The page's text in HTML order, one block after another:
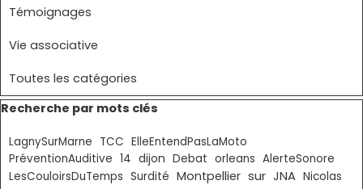
Témoignages
Vie associative
Toutes les catégories
Sauter le bloc Recherche par mots clés
Recherche par mots clés
LagnySurMarne TCC ElleEntendPasLaMoto
PréventionAuditive 14 dijon Debat orleans AlerteSonore
LesCouloirsDuTemps Surdité Montpellier sur JNA Nicolas